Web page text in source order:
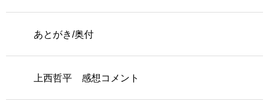
あとがき/奥付
上西哲平 感想コメント